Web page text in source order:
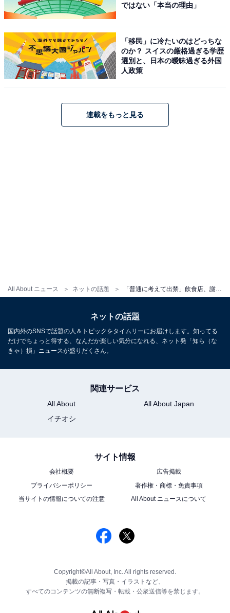
All About ニュース ネットの話題 「普通に考えて出禁」飲食店、謝罪文投稿もSNSでは批判の声。「謝罪出しても本質ズレてたら意味ない」
ではない「本当の理由」
「移民」に冷たいのはどっちな
のか？ スイスの厳格過ぎる学歴
選別と、日本の曖昧過ぎる外国
人政策
連載をもっと見る
ネットの話題
国内外のSNSで話題の人＆トピックをタイムリーにお届けします。知ってる
だけでちょっと得する、なんだか楽しい気分になれる、ネット発「知ら（な
きゃ）損」ニュースが盛りだくさん。
関連サービス
All About
All About Japan
イチオシ
サイト情報
会社概要
広告掲載
プライバシーポリシー
著作権・商標・免責事項
当サイトの情報についての注意
All About ニュースについて
Copyright©All About, Inc. All rights reserved.
掲載の記事・写真・イラストなど、
すべてのコンテンツの無断複写・転載・公衆送信等を禁じます。